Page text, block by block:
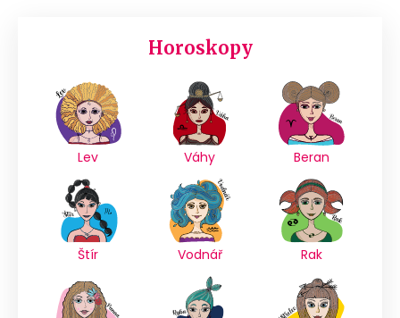
Horoskopy
Lev Váhy Beran
Štír Vodnář Rak